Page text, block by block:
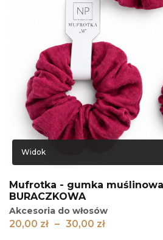
Widok
Mufrotka - gumka
BURACZKOWA
Akcesoria do włosów
20,00 zł – 30,00 zł
Zakres
cen: